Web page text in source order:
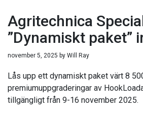
Agritechnica
”Dynamiskt paket”
november 5, 2025 by Will Ray
Lås upp ett dynamiskt paket värt 8
premiumuppgraderingar av
tillgängligt från 9-16 november 2025.